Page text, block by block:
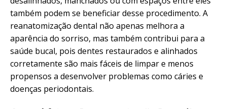
também podem se beneficiar desse procedimento. A
reanatomização dental não apenas melhora a
aparência do sorriso, mas também contribui para a
saúde bucal, pois dentes restaurados e alinhados
corretamente são mais fáceis de limpar e menos
propensos a desenvolver problemas como cáries e
doenças periodontais.